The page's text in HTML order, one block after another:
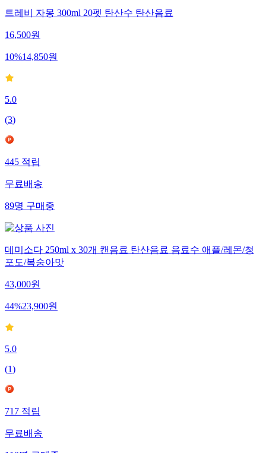
트레비 자몽 300ml 20펫 탄산수 탄산음료
16,500원
10%14,850원
5.0
(3)
445적립
무료배송
89명구매중
데미소다 250ml x 30개 캔음료 탄산음료 음료수 애플/레몬/청
포도/복숭아맛
43,000원
44%23,900원
5.0
(1)
717적립
무료배송